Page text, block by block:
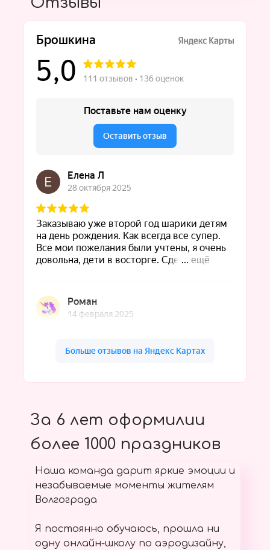
За 6 лет оформилии
более 1000 праздников
Наша команда дарит яркие эмоции и
незабываемые моменты жителям
Волгограда
Я постоянно обучаюсь, прошла ни
одну онлайн-школу по аэродизайну,